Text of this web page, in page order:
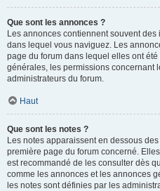
Que sont les annonces ?
Les annonces contiennent souvent
dans lequel vous naviguez. Les
page du forum dans lequel elles ont
générales, les permissions concernant
administrateurs du forum.
Haut
Que sont les notes ?
Les notes apparaissent en dessous
première page du forum concerné.
est recommandé de les consulter dès
comme les annonces et les annonces
les notes sont définies par les